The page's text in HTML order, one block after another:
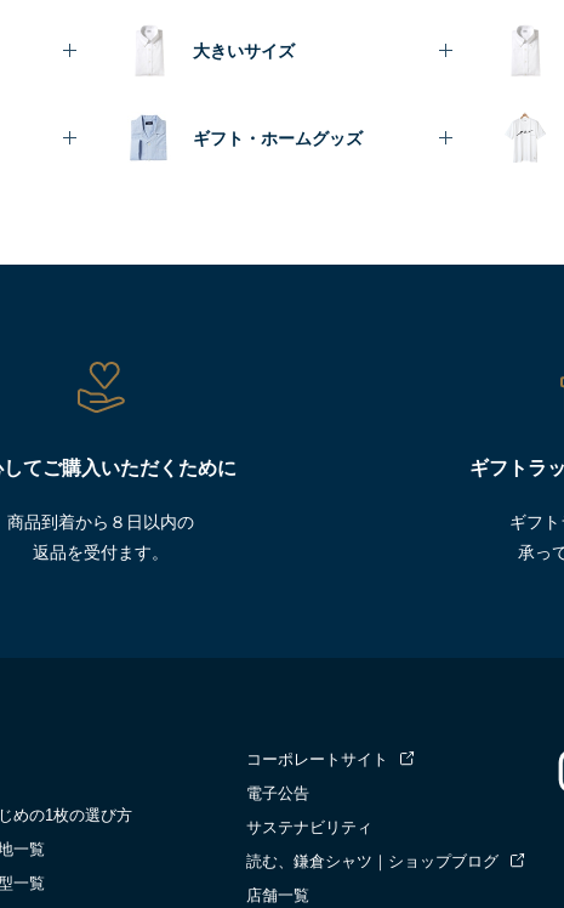
大きいサイズ
ギフト・ホームグッズ
てご購入いただくために
商品到着から８日以内の
返品を受付ます。
ギフトラ
ギフ
承っ
めの1枚の選び方
一覧
一覧
コーポレートサイト
電子公告
サステナビリティ
読む、鎌倉シャツ｜ショップブログ
店舗一覧